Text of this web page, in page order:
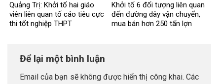
Quảng Trị: Khởi tố hai giáo
viên liên quan tố cáo tiêu cực
thi tốt nghiệp THPT
Khởi tố 6 đối tượng liên quan
đến đường dây vận chuyển,
mua bán hơn 250 tấn lợn
Để lại một bình luận
Email của bạn sẽ không được hiển thị công khai. Các